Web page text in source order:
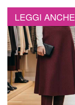
LEGGI ANCHE